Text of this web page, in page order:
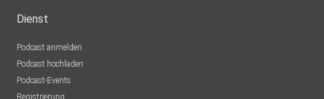
Dienst
Podcast anmelden
Podcast hochladen
Podcast-Events
Registrierung